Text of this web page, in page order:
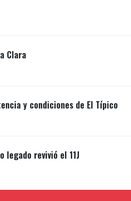
Clara
y condiciones de El Típico
legado revivió el 11J